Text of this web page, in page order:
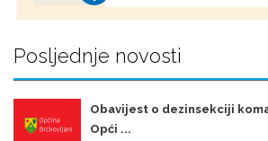
Posljednje novosti
Obavijest o dezinsekciji
Opći ...